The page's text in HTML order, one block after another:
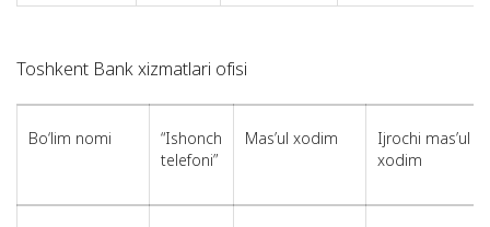
Toshkent Bank xizmatlari ofisi
Bo‘lim nomi
“Ishonch
telefoni”
Mas’ul xodim
Ijrochi mas’ul
xodim